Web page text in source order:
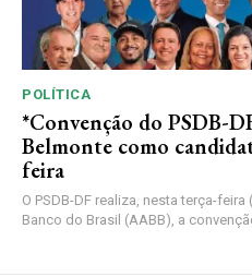
POLÍTICA
*Convenção do PSDB-
Belmonte como
feira
O PSDB-DF realiza, nesta terça-
Banco do Brasil (AABB), a